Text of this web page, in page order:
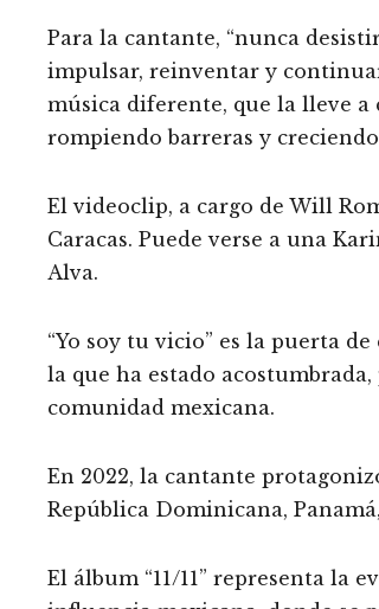
Para la cantante, “nunca
impulsar, reinventar y
música diferente, que la lleve
rompiendo barreras y
El videoclip, a cargo de Will
Caracas. Puede verse a una
Alva.
“Yo soy tu vicio” es la puerta
la que ha estado
comunidad mexicana.
En 2022, la cantante
República Dominicana,
El álbum “11/11” representa la